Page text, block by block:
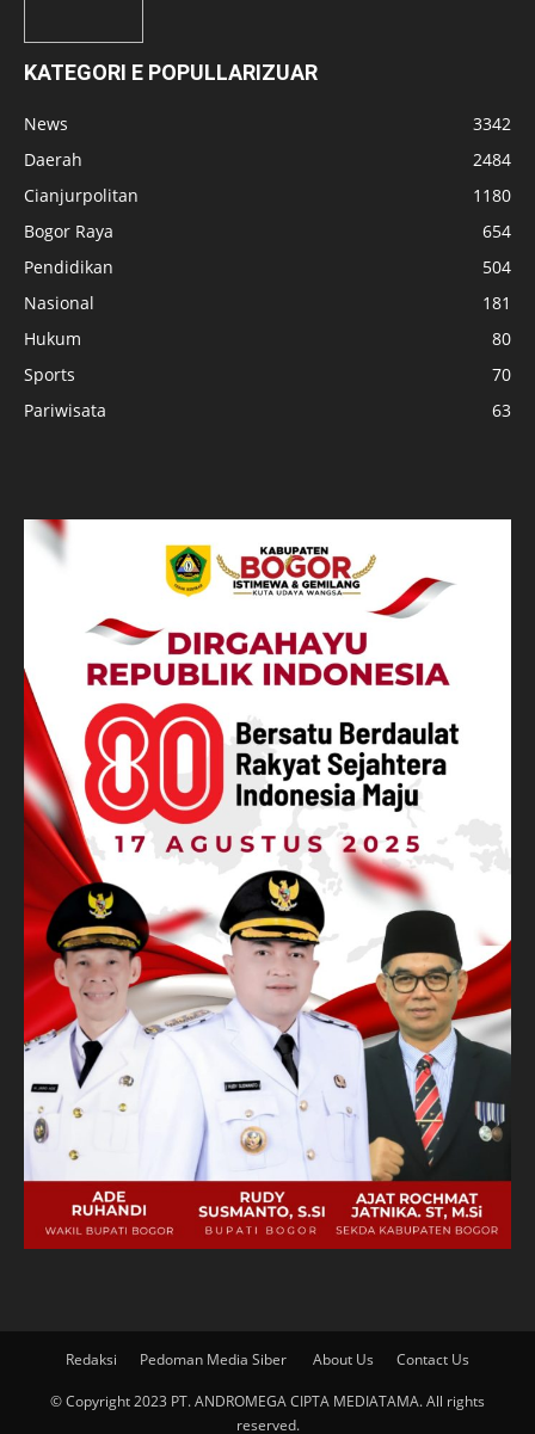
KATEGORI E POPULLARIZUAR
News
3342
Daerah
2484
Cianjurpolitan
1180
Bogor Raya
654
Pendidikan
504
Nasional
181
Hukum
80
Sports
70
Pariwisata
63
Redaksi Pedoman Media Siber About Us Contact Us
© Copyright 2023 PT. ANDROMEGA CIPTA MEDIATAMA. All rights
reserved.